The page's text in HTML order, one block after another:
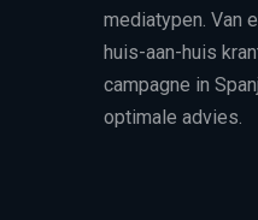
mediatypen. Van
huis-aan-huis
campagne in
optimale advies.